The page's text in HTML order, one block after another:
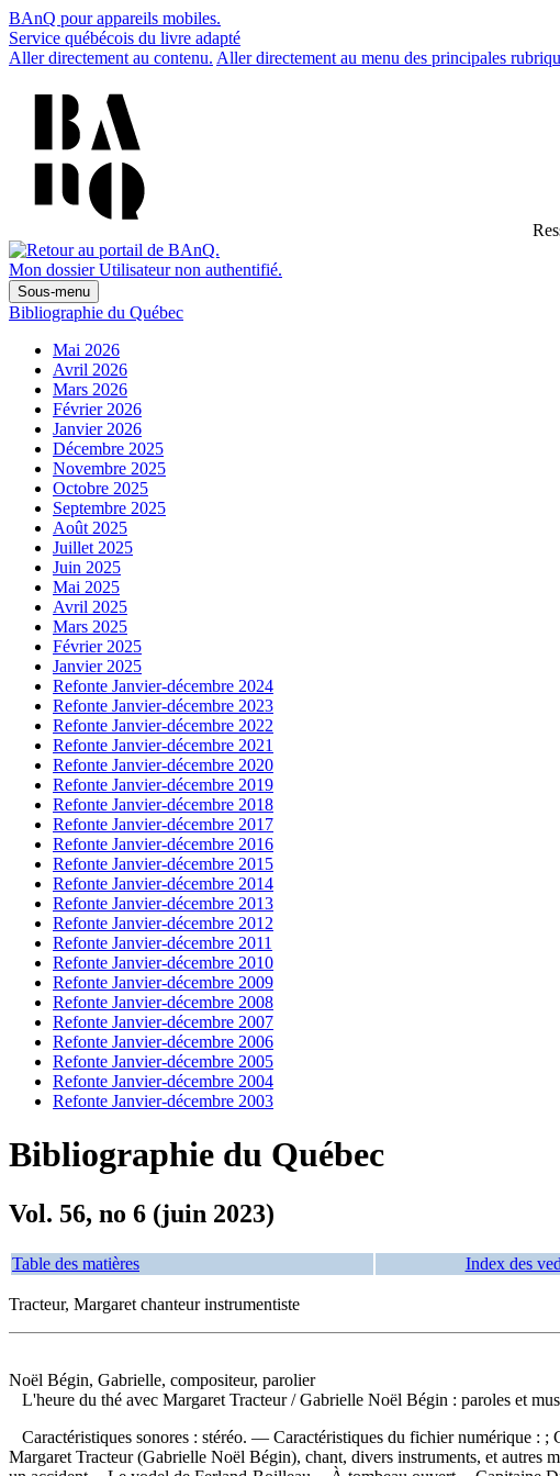
BAnQ pour appareils mobiles.
Service québécois du livre adapté
Aller directement au contenu. Aller directement au menu des principales
Mon dossier Utilisateur non authentifié.
Sous-menu
Bibliographie du Québec
Mai 2026
Avril 2026
Mars 2026
Février 2026
Janvier 2026
Décembre 2025
Novembre 2025
Octobre 2025
Septembre 2025
Août 2025
Juillet 2025
Juin 2025
Mai 2025
Avril 2025
Mars 2025
Février 2025
Janvier 2025
Refonte Janvier-décembre 2024
Refonte Janvier-décembre 2023
Refonte Janvier-décembre 2022
Refonte Janvier-décembre 2021
Refonte Janvier-décembre 2020
Refonte Janvier-décembre 2019
Refonte Janvier-décembre 2018
Refonte Janvier-décembre 2017
Refonte Janvier-décembre 2016
Refonte Janvier-décembre 2015
Refonte Janvier-décembre 2014
Refonte Janvier-décembre 2013
Refonte Janvier-décembre 2012
Refonte Janvier-décembre 2011
Refonte Janvier-décembre 2010
Refonte Janvier-décembre 2009
Refonte Janvier-décembre 2008
Refonte Janvier-décembre 2007
Refonte Janvier-décembre 2006
Refonte Janvier-décembre 2005
Refonte Janvier-décembre 2004
Refonte Janvier-décembre 2003
Bibliographie du Québec
Vol. 56, no 6 (juin 2023)
Table des matières Index des
Tracteur, Margaret chanteur instrumentiste
Noël Bégin, Gabrielle, compositeur, parolier
L'heure du thé avec Margaret Tracteur/ Gabrielle Noël Bégin : paroles et
Caractéristiques sonores : stéréo. — Caractéristiques du fichier numérique :
Margaret Tracteur (Gabrielle Noël Bégin), chant, divers instruments, et